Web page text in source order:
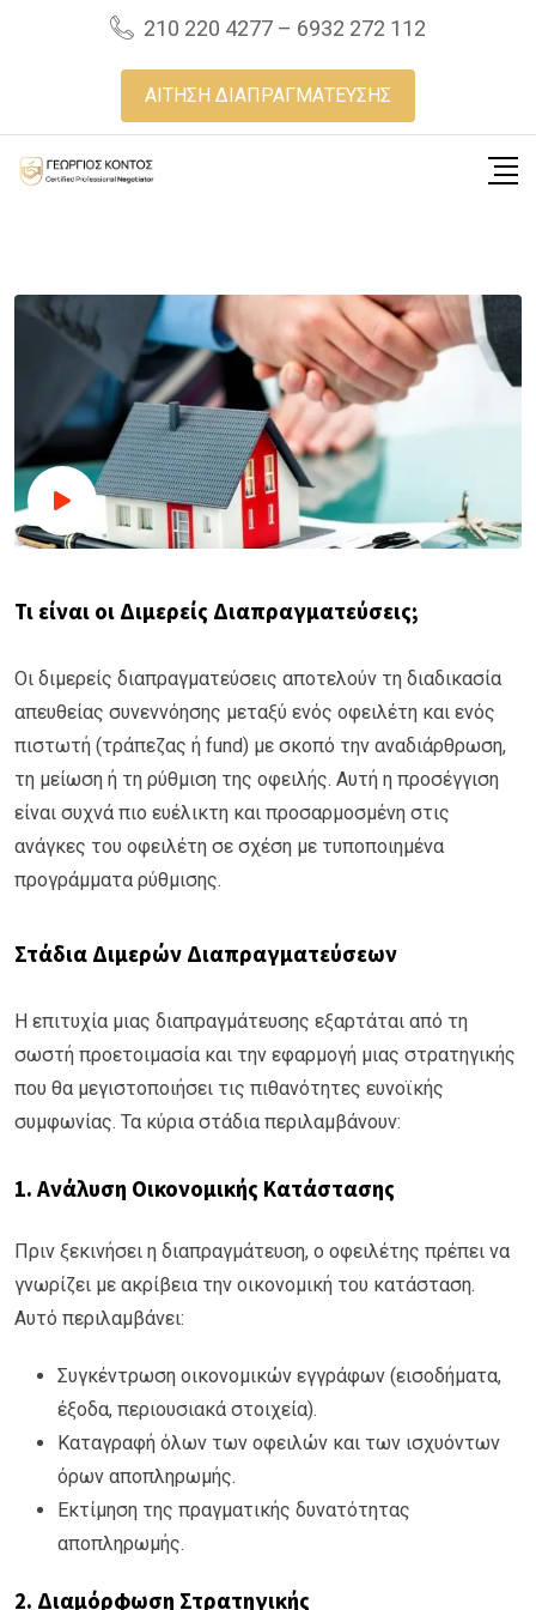
210 220 4277 – 6932 272 112
ΑΙΤΗΣΗ ΔΙΑΠΡΑΓΜΑΤΕΥΣΗΣ
Τι είναι οι Διμερείς Διαπραγματεύσεις;
Οι διμερείς διαπραγματεύσεις αποτελούν τη διαδικασία
απευθείας συνεννόησης μεταξύ ενός οφειλέτη και ενός
πιστωτή (τράπεζας ή fund) με σκοπό την αναδιάρθρωση,
τη μείωση ή τη ρύθμιση της οφειλής. Αυτή η προσέγγιση
είναι συχνά πιο ευέλικτη και προσαρμοσμένη στις
ανάγκες του οφειλέτη σε σχέση με τυποποιημένα
προγράμματα ρύθμισης.
Στάδια Διμερών Διαπραγματεύσεων
Η επιτυχία μιας διαπραγμάτευσης εξαρτάται από τη
σωστή προετοιμασία και την εφαρμογή μιας στρατηγικής
που θα μεγιστοποιήσει τις πιθανότητες ευνοϊκής
συμφωνίας. Τα κύρια στάδια περιλαμβάνουν:
1. Ανάλυση Οικονομικής Κατάστασης
Πριν ξεκινήσει η διαπραγμάτευση, ο οφειλέτης πρέπει να
γνωρίζει με ακρίβεια την οικονομική του κατάσταση.
Αυτό περιλαμβάνει:
Συγκέντρωση οικονομικών εγγράφων (εισοδήματα,
έξοδα, περιουσιακά στοιχεία).
Καταγραφή όλων των οφειλών και των ισχυόντων
όρων αποπληρωμής.
Εκτίμηση της πραγματικής δυνατότητας
αποπληρωμής.
2. Διαμόρφωση Στρατηγικής